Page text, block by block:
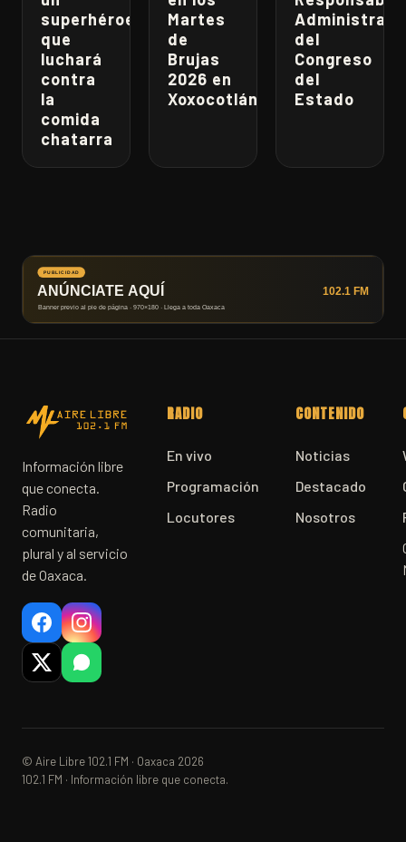
superhéroe
que
luchará
contra
la
comida
chatarra
Martes
de
Brujas
2026 en
Xoxocotlán
del
Congreso
del
Estado
Información libre
que conecta.
Radio
comunitaria,
plural y al servicio
de Oaxaca.
RADIO
En vivo
Programación
Locutores
CONTENIDO
Noticias
Destacado
Nosotros
© Aire Libre 102.1 FM · Oaxaca 2026
102.1 FM · Información libre que conecta.